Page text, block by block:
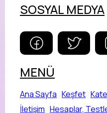
SOSYAL MEDYA
MENÜ
Ana Sayfa Keşfet
İletişim Hesaplar,